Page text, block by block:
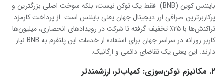
بایننس کوین (BNB) فقط یک توکن نیست؛ بلکه سوخت اصلی بزرگترین و
پرکاربرترین صرافی ارز دیجیتال جهان یعنی بایننس است. از پرداخت کارمزد
تراکنش‌ها با ۲۵٪ تخفیف گرفته تا شرکت در رویدادهای انحصاری، میلیون‌ها
کاربر روزانه در سراسر جهان برای استفاده از خدمات این پلتفرم به BNB نیاز
دارند. این یعنی یک تقاضای دائمی و ارگانیک.
۲. مکانیزم توکن‌سوزی: کمیاب‌تر، ارزشمندتر